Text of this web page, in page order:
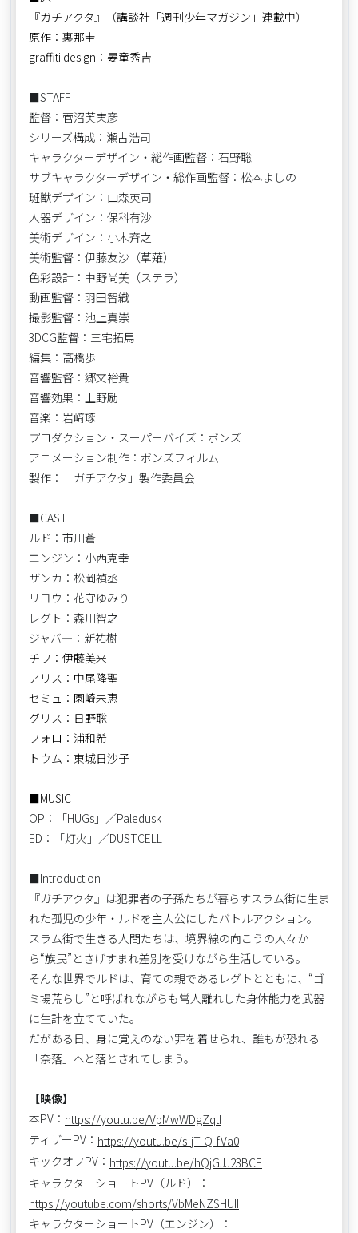
『ガチアクタ』（講談社「週刊少年マガジン」連載中）
原作：裏那圭
graffiti design：晏童秀吉
■STAFF
監督：菅沼芙実彦
シリーズ構成：瀬古浩司
キャラクターデザイン・総作画監督：石野聡
サブキャラクターデザイン・総作画監督：松本よしの
斑獣デザイン：山森英司
人器デザイン：保科有沙
美術デザイン：小木斉之
美術監督：伊藤友沙（草薙）
色彩設計：中野尚美（ステラ）
動画監督：羽田智織
撮影監督：池上真崇
3DCG監督：三宅拓馬
編集：髙橋歩
音響監督：郷文裕貴
音響効果：上野励
音楽：岩﨑琢
プロダクション・スーパーバイズ：ボンズ
アニメーション制作：ボンズフィルム
製作：「ガチアクタ」製作委員会
■CAST
ルド：市川蒼
エンジン：小西克幸
ザンカ：松岡禎丞
リヨウ：花守ゆみり
レグト：森川智之
ジャバ―：新祐樹
チワ：伊藤美来
アリス：中尾隆聖
セミュ：園崎未恵
グリス：日野聡
フォロ：浦和希
トウム：東城日沙子
■MUSIC
OP：「HUGs」／Paledusk
ED：「灯火」／DUSTCELL
■Introduction
『ガチアクタ』は犯罪者の子孫たちが暮らすスラム街に生ま
れた孤児の少年・ルドを主人公にしたバトルアクション。
スラム街で生きる人間たちは、境界線の向こうの人々か
ら“族民”とさげすまれ差別を受けながら生活している。
そんな世界でルドは、育ての親であるレグトとともに、“ゴ
ミ場荒らし”と呼ばれながらも常人離れした身体能力を武器
に生計を立てていた。
だがある日、身に覚えのない罪を着せられ、誰もが恐れる
「奈落」へと落とされてしまう。
【映像】
本PV： https://youtu.be/VpMwWDgZqtI
ティザーPV： https://youtu.be/s-jT-Q-fVa0
キックオフPV： https://youtu.be/hQjGJJ23BCE
キャラクターショートPV（ルド）：
https://youtube.com/shorts/VbMeNZSHUII
キャラクターショートPV（エンジン）：